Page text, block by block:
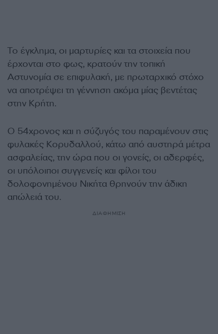
Το έγκλημα, οι μαρτυρίες και τα στοιχεία που
έρχονται στο φως, κρατούν την τοπική
Αστυνομία σε επιφυλακή, με πρωταρχικό στόχο
να αποτρέψει τη γέννηση ακόμα μίας βεντέτας
στην Κρήτη.
Ο 54χρονος και η σύζυγός του παραμένουν στις
φυλακές Κορυδαλλού, κάτω από αυστηρά μέτρα
ασφαλείας, την ώρα που οι γονείς, οι αδερφές,
οι υπόλοιποι συγγενείς και φίλοι του
δολοφονημένου Νικήτα θρηνούν την άδικη
απώλειά του.
ΔΙΑΦΗΜΙΣΗ